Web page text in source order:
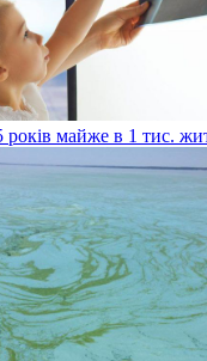
років майже в 1 тис.